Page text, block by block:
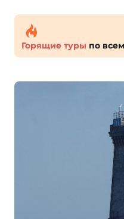
Горящие туры по